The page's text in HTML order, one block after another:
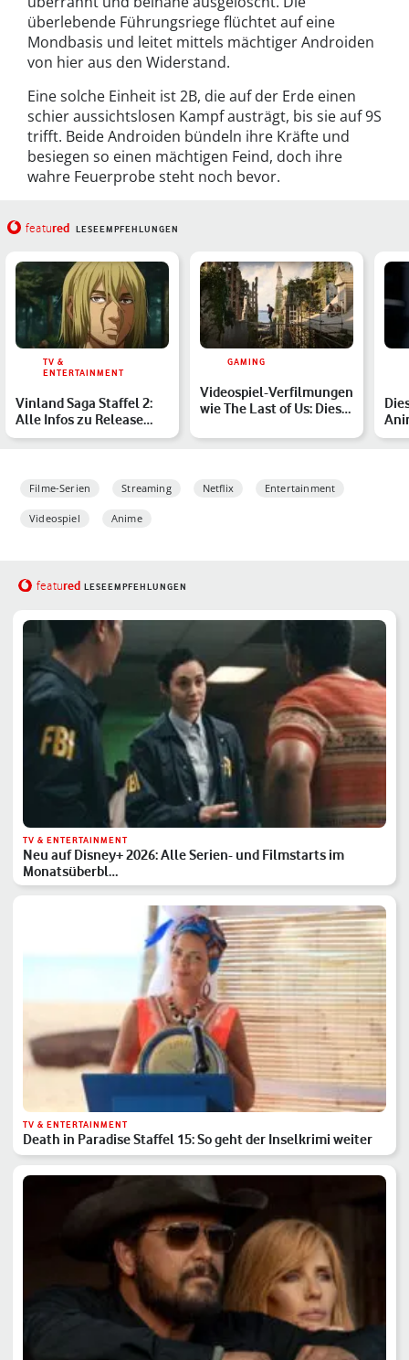
überlebende Führungsriege flüchtet auf eine
Mondbasis und leitet mittels mächtiger Androiden
von hier aus den Widerstand.
Eine solche Einheit ist 2B, die auf der Erde einen
schier aussichtslosen Kampf austrägt, bis sie auf 9S
trifft. Beide Androiden bündeln ihre Kräfte und
besiegen so einen mächtigen Feind, doch ihre
wahre Feuerprobe steht noch bevor.
featured LESEEMPFEHLUNGEN
TV &
ENTERTAINMENT
Vinland Saga Staffel 2:
Alle Infos zu Release
und Handlung
GAMING
Videospiel-Verfilmungen
wie The Last of Us: Diese
Filme-Serien Streaming Netflix Entertainment
Videospiel Anime
featured LESEEMPFEHLUNGEN
TV & ENTERTAINMENT
Neu auf Disney+ 2026: Alle Serien- und Filmstarts im
Monatsüberbl…
TV & ENTERTAINMENT
Death in Paradise Staffel 15: So geht der Inselkrimi weiter